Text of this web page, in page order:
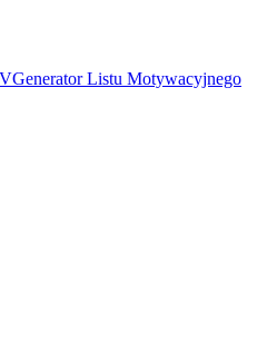
Generator Listu Motywacyjnego